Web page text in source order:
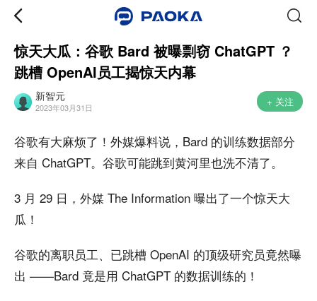
惊天大瓜：谷歌 Bard 被曝剽窃 ChatGPT ？
跳槽 OpenAI员工揭惊天内幕
新智元
2023年03月31日 + 关注
谷歌有大麻烦了！外媒爆料说，Bard 的训练数据部分
来自 ChatGPT。谷歌可能跳到黄河里也洗不清了。
3 月 29 日，外媒 The Information 曝出了一个惊天大
瓜！
谷歌的离职员工、已跳槽 OpenAI 的顶级研究员竟然曝
出 ——Bard 竟是用 ChatGPT 的数据训练的！